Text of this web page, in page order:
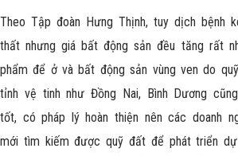
Theo Tập đoàn Hưng Thịnh, tuy dịch bệnh
thất nhưng giá bất động sản đều tăng rất
phẩm để ở và bất động sản vùng ven do
tỉnh vệ tinh như Đồng Nai, Bình Dương
tốt, có pháp lý hoàn thiện nên các doanh
mới tìm kiếm được quỹ đất để phát triển